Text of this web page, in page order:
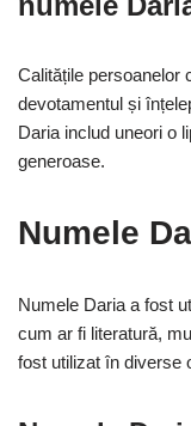
Calitățile persoanelor
devotamentul și
Daria includ uneori o
generoase.
Numele
Numele Daria a fost
cum ar fi literatură,
fost utilizat în diverse